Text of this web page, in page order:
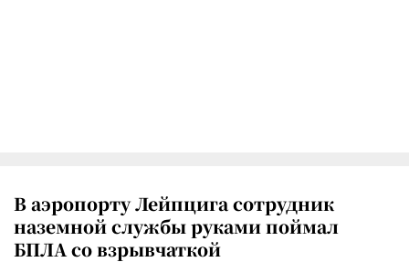
В аэропорту Лейпцига сотрудник
наземной службы руками поймал
БПЛА со взрывчаткой